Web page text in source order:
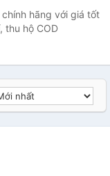
hãng với giá tốt
thu hộ COD